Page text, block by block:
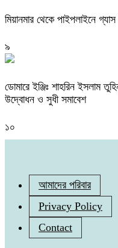
মিয়ানমার থেকে পাইপলাইনে
৯
ডোমারে ইঞ্জিঃ শাহরিন ইসলাম
উদ্বোধন ও সুধী সমাবেশ
১০
আমাদের পরিবার
Privacy Policy
Contact